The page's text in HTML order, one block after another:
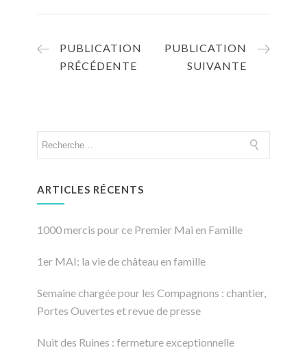
PUBLICATION
PRÉCÉDENTE
PUBLICATION
SUIVANTE
ARTICLES RÉCENTS
1000 mercis pour ce Premier Mai en Famille
1er MAI: la vie de château en famille
Semaine chargée pour les Compagnons : chantier,
Portes Ouvertes et revue de presse
Nuit des Ruines : fermeture exceptionnelle